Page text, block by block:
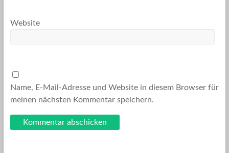
Website
Name, E-Mail-Adresse und Website in diesem Browser für
meinen nächsten Kommentar speichern.